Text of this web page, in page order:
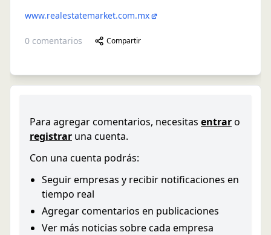
www.realestatemarket.com.mx
0 comentarios Compartir
Para agregar comentarios, necesitas entraro
registrar una cuenta.
Con una cuenta podrás:
Seguir empresas y recibir notificaciones en
tiempo real
Agregar comentarios en publicaciones
Ver más noticias sobre cada empresa